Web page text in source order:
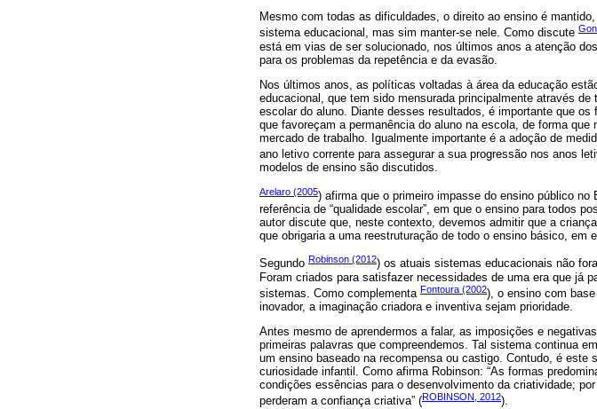
Mesmo com todas as dificuldades, o direito ao ensino é
sistema educacional, mas sim manter-se nele. Como discute
está em vias de ser solucionado, nos últimos anos a atenção
para os problemas da repetência e da evasão.
Nos últimos anos, as políticas voltadas à área da educação
educacional, que tem sido mensurada principalmente através
escolar do aluno. Diante desses resultados, é importante que
que favoreçam a permanência do aluno na escola, de forma
mercado de trabalho. Igualmente importante é a adoção de
ano letivo corrente para assegurar a sua progressão nos anos
modelos de ensino são discutidos.
Arelaro (2005) afirma que o primeiro impasse do ensino público
referência de “qualidade escolar”, em que o ensino para todos
autor discute que, neste contexto, devemos admitir que a
que obrigaria a uma reestruturação de todo o ensino básico, em
Segundo Robinson (2012) os atuais sistemas educacionais não
Foram criados para satisfazer necessidades de uma era que já
sistemas. Como complementa Fontoura (2002), o ensino com
inovador, a imaginação criadora e inventiva sejam prioridade.
Antes mesmo de aprendermos a falar, as imposições e
primeiras palavras que compreendemos. Tal sistema continua
um ensino baseado na recompensa ou castigo. Contudo, é este
curiosidade infantil. Como afirma Robinson: “As formas
condições essências para o desenvolvimento da criatividade;
perderam a confiança criativa” (ROBINSON, 2012).